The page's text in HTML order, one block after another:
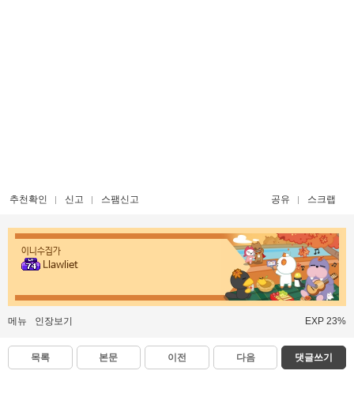
추천확인 신고 스팸신고 공유 스크랩
이니수집가
Llawliet
메뉴 인장보기 EXP 23%
목록 본문 이전 다음 댓글쓰기